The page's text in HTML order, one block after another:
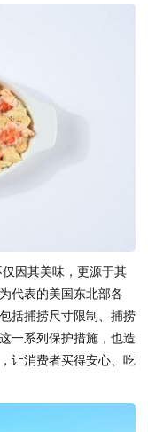
因其美味，更源于其
代表的美国东北部各
括捕捞尺寸限制、捕捞
一系列保护措施，也造
让消费者买得安心、吃